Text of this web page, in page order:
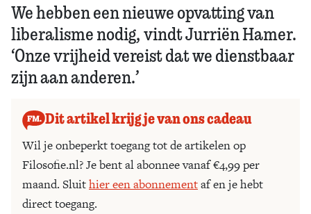
We hebben een nieuwe opvatting van
liberalisme nodig, vindt Jurriën Hamer.
‘Onze vrijheid vereist dat we dienstbaar
zijn aan anderen.’
Dit artikel krijg je van ons cadeau
Wil je onbeperkt toegang tot de artikelen op
Filosofie.nl? Je bent al abonnee vanaf €4,99 per
maand. Sluithier een abonnementaf en je hebt
direct toegang.